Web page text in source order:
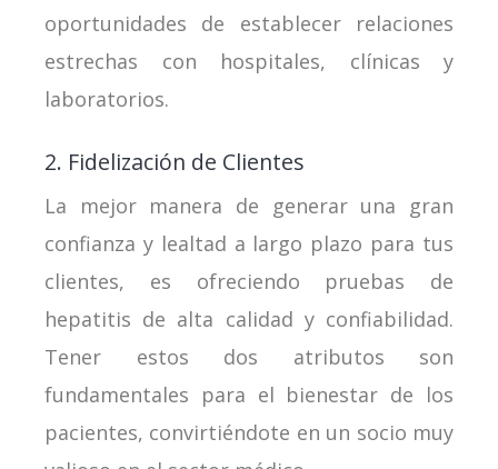
oportunidades de establecer relaciones
estrechas con hospitales, clínicas y
laboratorios.
2. Fidelización de Clientes
La mejor manera de generar una gran
confianza y lealtad a largo plazo para tus
clientes, es ofreciendo pruebas de
hepatitis de alta calidad y confiabilidad.
Tener estos dos atributos son
fundamentales para el bienestar de los
pacientes, convirtiéndote en un socio muy